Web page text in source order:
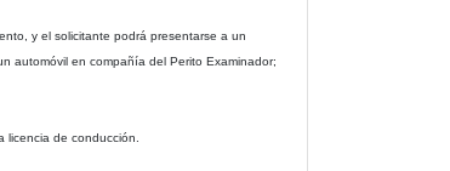
y el solicitante podrá presentarse a un
automóvil en compañía del Perito Examinador;
de conducción.